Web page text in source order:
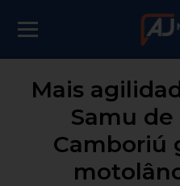
Mais
Samu
Camboriú